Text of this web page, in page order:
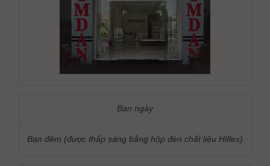
Ban ngày
Ban đêm (được thắp sáng bằng hộp đèn chất liệu Hiflex)